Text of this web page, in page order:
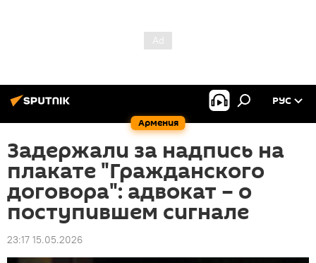
Армения
РУС
Задержали за надпись на
плакате "Гражданского
договора": адвокат – о
поступившем сигнале
23:17 15.05.2026